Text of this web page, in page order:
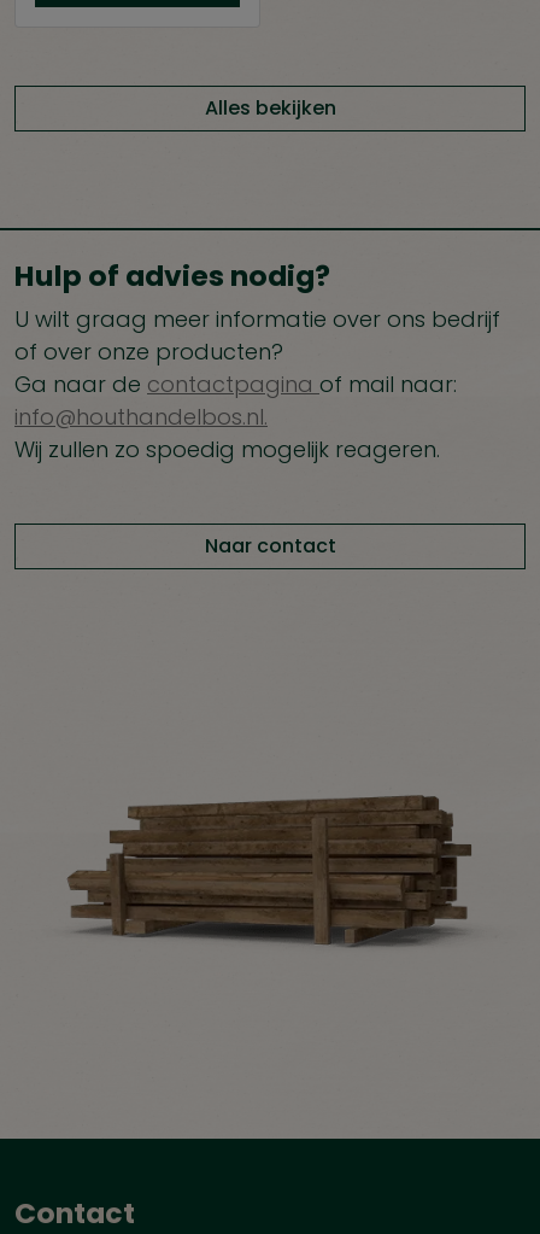
Alles bekijken
Hulp of advies nodig?
U wilt graag meer informatie over ons bedrijf
of over onze producten?
Ga naar de contactpagina of mail naar:
info@houthandelbos.nl.
Wij zullen zo spoedig mogelijk reageren.
Naar contact
Contact